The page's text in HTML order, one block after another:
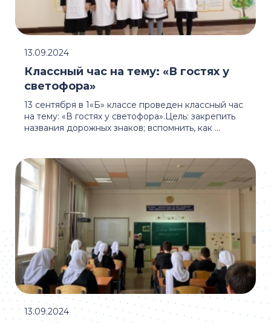
13 сентября в 1«Б» классе проведен классный час
на тему: «В гостях у светофора».Цель: закрепить
названия дорожных знаков; вспомнить, как ...
Классный час на тему: «В гостях у
светофора»
13.09.2024
13.09.2024